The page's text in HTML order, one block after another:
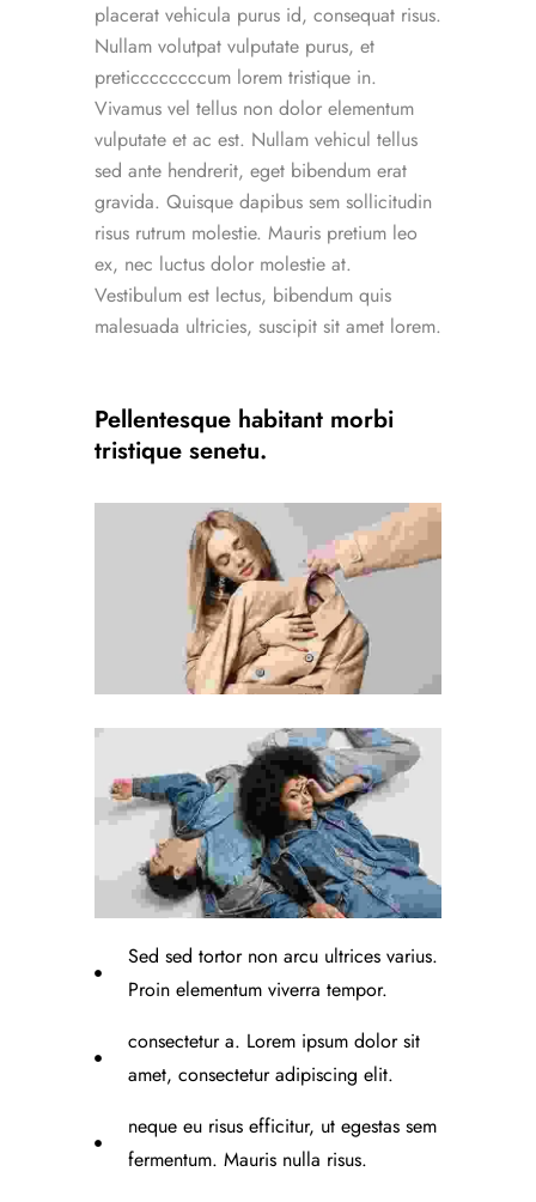
placerat vehicula purus id, consequat risus.
Nullam volutpat vulputate purus, et
preticcccccccum lorem tristique in.
Vivamus vel tellus non dolor elementum
vulputate et ac est. Nullam vehicul tellus
sed ante hendrerit, eget bibendum erat
gravida. Quisque dapibus sem sollicitudin
risus rutrum molestie. Mauris pretium leo
ex, nec luctus dolor molestie at.
Vestibulum est lectus, bibendum quis
malesuada ultricies, suscipit sit amet lorem.
Pellentesque habitant morbi
tristique senetu.
Sed sed tortor non arcu ultrices varius.
Proin elementum viverra tempor.
consectetur a. Lorem ipsum dolor sit
amet, consectetur adipiscing elit.
neque eu risus efficitur, ut egestas sem
fermentum. Mauris nulla risus.